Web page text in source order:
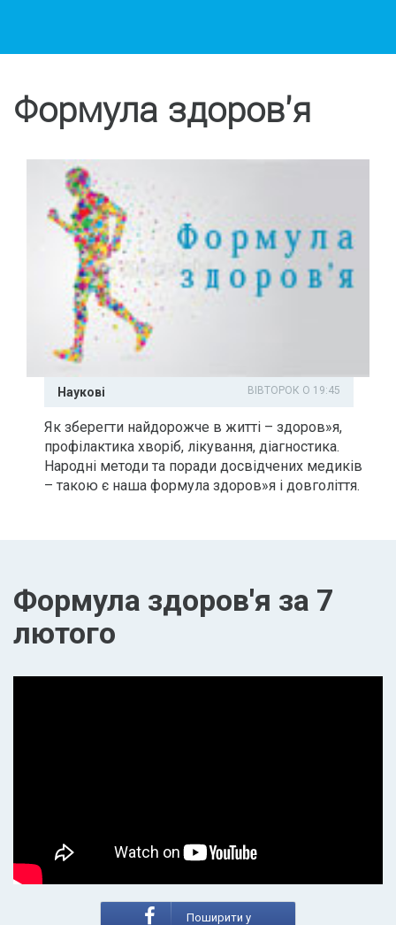
Формула здоров'я
Наукові ВІВТОРОК О 19:45
Як зберегти найдорожче в житті – здоров»я,
профілактика хворіб, лікування, діагностика.
Народні методи та поради досвідчених медиків
– такою є наша формула здоров»я і довголіття.
Формула здоров'я за 7
лютого
Поширити у